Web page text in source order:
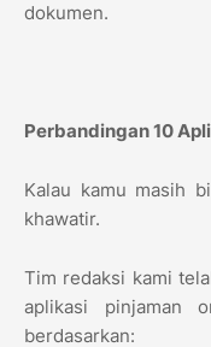
dokumen.
Perbandingan 10
Kalau kamu masih
khawatir.
Tim redaksi kami
aplikasi pinjaman
berdasarkan: